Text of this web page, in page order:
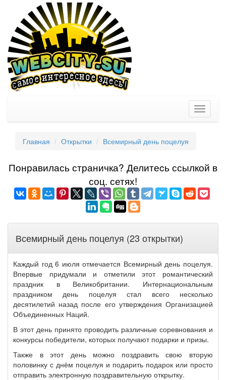
Toggle
Главная Открытки Всемирный день поцелуя
Понравилась страничка? Делитеcь ссылкой в
соц. сетях!
Всемирный день поцелуя (23 открытки)
Каждый год 6 июля отмечается Всемирный день поцелуя.
Впервые придумали и отметили этот романтический
праздник в Великобритании. Интернациональным
праздником день поцелуя стал всего несколько
десятилетий назад после его утверждения Организацией
Объединенных Наций.
В этот день принято проводить различные соревнования и
конкурсы победители, которых получают подарки и призы.
Также в этот день можно поздравить свою вторую
половинку с днём поцелуя и подарить подарок или просто
отправить электронную поздравительную открытку.